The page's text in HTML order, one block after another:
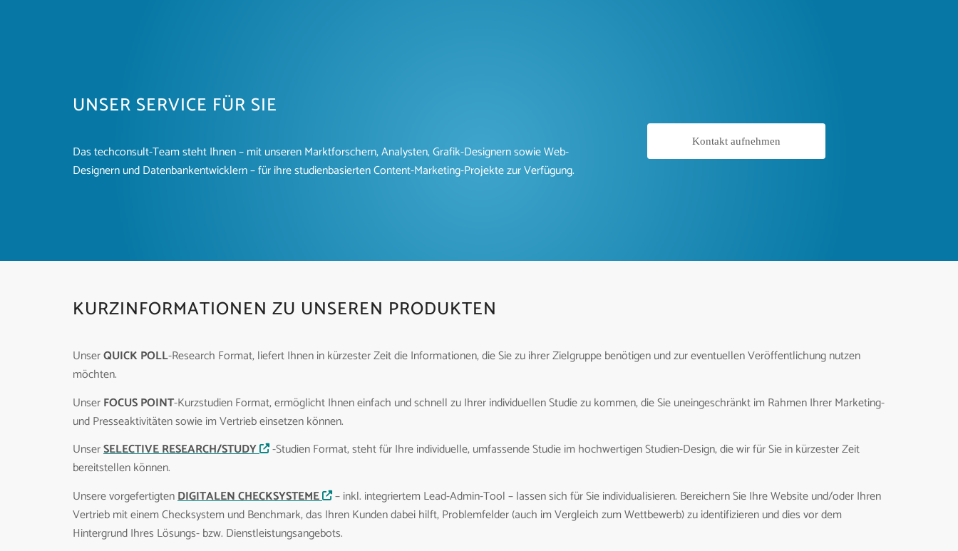
UNSER SERVICE FÜR SIE
Das techconsult-Team steht Ihnen – mit unseren Marktforschern, Analysten, Grafik-Designern sowie Web-
Designern und Datenbankentwicklern – für ihre studienbasierten Content-Marketing-Projekte zur Verfügung.
Kontakt aufnehmen
KURZINFORMATIONEN ZU UNSEREN PRODUKTEN
UnserQUICK POLL-Research Format, liefert Ihnen in kürzester Zeit die Informationen, die Sie zu ihrer Zielgruppe benötigen und zur eventuellen Veröffentlichung nutzen
möchten.
UnserFOCUS POINT-Kurzstudien Format, ermöglicht Ihnen einfach und schnell zu Ihrer individuellen Studie zu kommen, die Sie uneingeschränkt im Rahmen Ihrer Marketing-
und Presseaktivitäten sowie im Vertrieb einsetzen können.
UnserSELECTIVE RESEARCH/STUDY
-Studien Format, steht für Ihre individuelle, umfassende Studie im hochwertigen Studien-Design, die wir für Sie in kürzester Zeit
bereitstellen können.
Unsere vorgefertigtenDIGITALEN CHECKSYSTEME
– inkl. integriertem Lead-Admin-Tool – lassen sich für Sie individualisieren. Bereichern Sie Ihre Website und/oder Ihren
Vertrieb mit einem Checksystem und Benchmark, das Ihren Kunden dabei hilft, Problemfelder (auch im Vergleich zum Wettbewerb) zu identifizieren und dies vor dem
Hintergrund Ihres Lösungs- bzw. Dienstleistungsangebots.